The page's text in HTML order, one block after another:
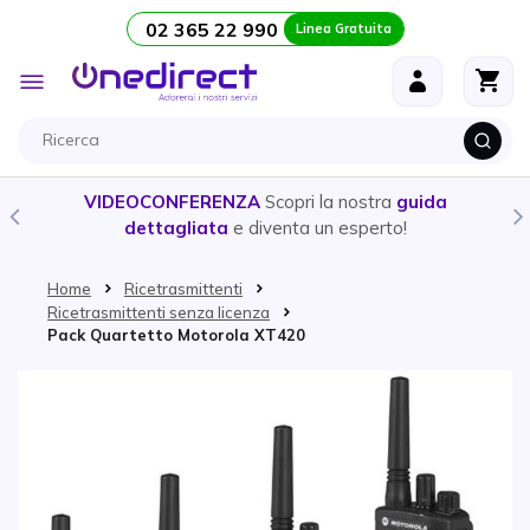
Salta al contenuto 02 365 22 990 Linea Gratuita
Toggle
Nav
VIDEOCONFERENZA Scopri la nostra guida
dettagliata e diventa un esperto!
Home
Ricetrasmittenti
Ricetrasmittenti senza licenza
Pack Quartetto Motorola XT420